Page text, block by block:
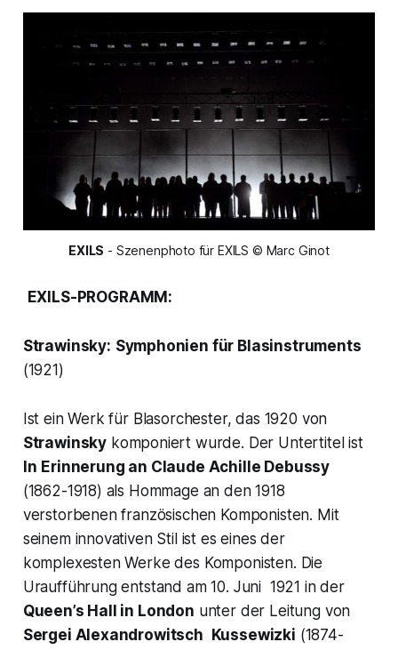
EXILS - Szenenphoto für EXILS © Marc Ginot
EXILS-PROGRAMM:
Strawinsky: Symphonien für Blasinstruments
(1921)
Ist ein Werk für Blasorchester, das 1920 von
Strawinsky komponiert wurde. Der Untertitel ist
In Erinnerung an Claude Achille Debussy
(1862-1918) als Hommage an den 1918
verstorbenen französischen Komponisten. Mit
seinem innovativen Stil ist es eines der
komplexesten Werke des Komponisten. Die
Uraufführung entstand am 10. Juni 1921 in der
Queen’s Hall in London unter der Leitung von
Sergei Alexandrowitsch Kussewizki (1874-